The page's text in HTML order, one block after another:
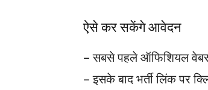
ऐसे कर सकेंगे आवेदन
– सबसे पहले ऑफिशियल
– इसके बाद भर्ती लिंक पर